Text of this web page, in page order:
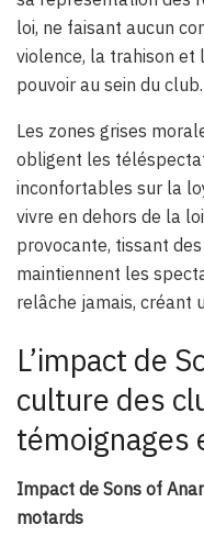
loi, ne faisant aucun
violence, la trahison et
pouvoir au sein du club.
Les zones grises
obligent les
inconfortables sur la
vivre en dehors de la
provocante, tissant
maintiennent les
relâche jamais, créant
L’impact de
culture des
témoignages
Impact de Sons of
motards